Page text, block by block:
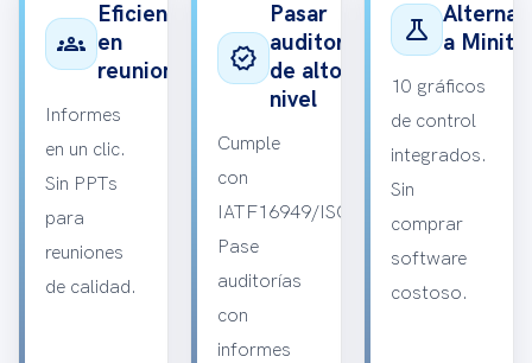
groups
Eficiencia
en
reuniones
Informes
en un clic.
Sin PPTs
para
reuniones
de calidad.
verified
Pasar
auditorías
de alto
nivel
Cumple
con
IATF16949/ISO.
Pase
auditorías
con
informes
science a
10 gráficos
de control
integrados.
Sin
comprar
software
costoso.